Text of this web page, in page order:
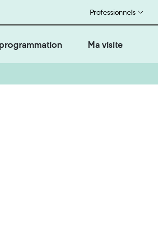
Professionnels
Ma visite